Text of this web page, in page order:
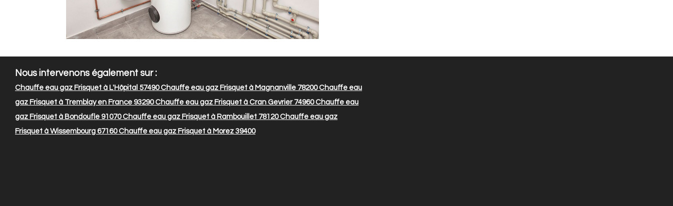
Nous intervenons également sur :
Chauffe eau gaz Frisquet à L'Hôpital 57490Chauffe eau gaz Frisquet à Magnanville 78200Chauffe eau
gaz Frisquet à Tremblay en France 93290Chauffe eau gaz Frisquet à Cran Gevrier 74960Chauffe eau
gaz Frisquet à Bondoufle 91070Chauffe eau gaz Frisquet à Rambouillet 78120Chauffe eau gaz
Frisquet à Wissembourg 67160Chauffe eau gaz Frisquet à Morez 39400